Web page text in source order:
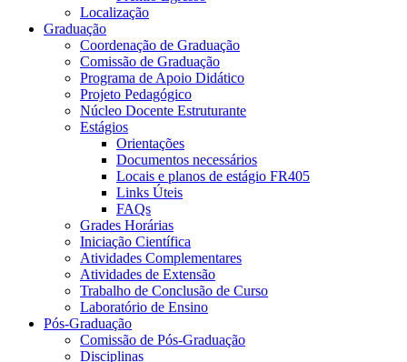
Localização
Graduação
Coordenação de Graduação
Comissão de Graduação
Programa de Apoio Didático
Projeto Pedagógico
Núcleo Docente Estruturante
Estágios
Orientações
Documentos necessários
Locais e planos de estágio FR405
Links Úteis
FAQs
Grades Horárias
Iniciação Científica
Atividades Complementares
Atividades de Extensão
Trabalho de Conclusão de Curso
Laboratório de Ensino
Pós-Graduação
Comissão de Pós-Graduação
Disciplinas